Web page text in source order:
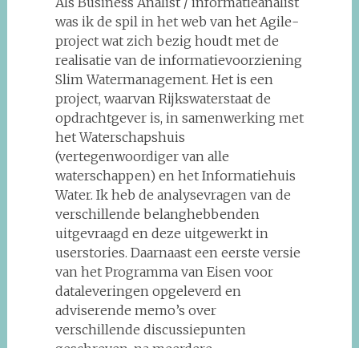
was ik de spil in het web van het Agile-
project wat zich bezig houdt met de
realisatie van de informatievoorziening
Slim Watermanagement. Het is een
project, waarvan Rijkswaterstaat de
opdrachtgever is, in samenwerking met
het Waterschapshuis
(vertegenwoordiger van alle
waterschappen) en het Informatiehuis
Water. Ik heb de analysevragen van de
verschillende belanghebbenden
uitgevraagd en deze uitgewerkt in
userstories. Daarnaast een eerste versie
van het Programma van Eisen voor
dataleveringen opgeleverd en
adviserende memo’s over
verschillende discussiepunten